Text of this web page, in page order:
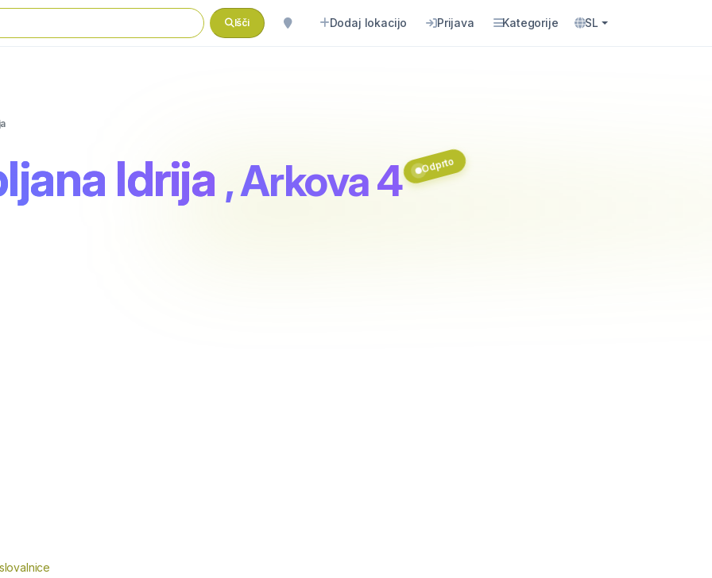
Išči Dodaj lokacijo Prijava Kategorije SL
Idrija , Arkova 4 Odprto